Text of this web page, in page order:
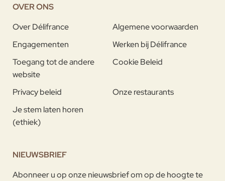
OVER ONS
Over Délifrance
Algemene voorwaarden
Engagementen
Werken bij Délifrance
Toegang tot de andere
website
Cookie Beleid
Privacy beleid
Onze restaurants
Je stem laten horen
(ethiek)
NIEUWSBRIEF
Abonneer u op onze nieuwsbrief om op de hoogte te